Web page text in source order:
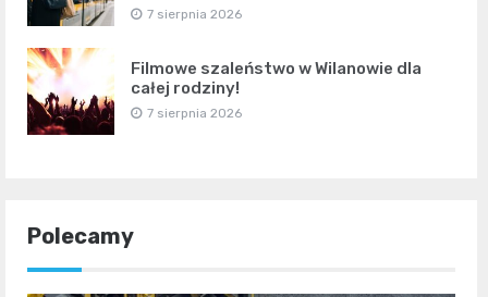
7 sierpnia 2026
Filmowe szaleństwo w Wilanowie dla
całej rodziny!
7 sierpnia 2026
Polecamy